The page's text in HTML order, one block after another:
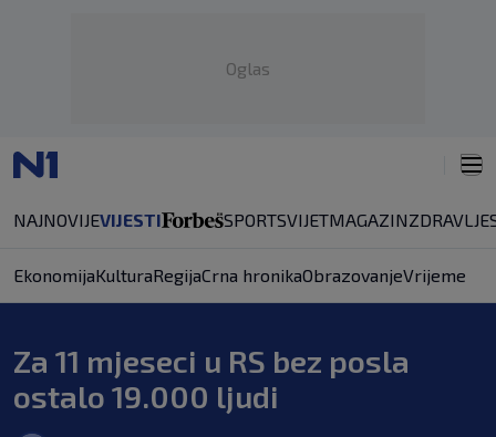
Oglas
NAJNOVIJEVIJESTI SPORTSVIJETMAGAZINZDRAVLJE
EkonomijaKulturaRegijaCrna hronikaObrazovanjeVrijeme
Za 11 mjeseci u RS bez posla
ostalo 19.000 ljudi